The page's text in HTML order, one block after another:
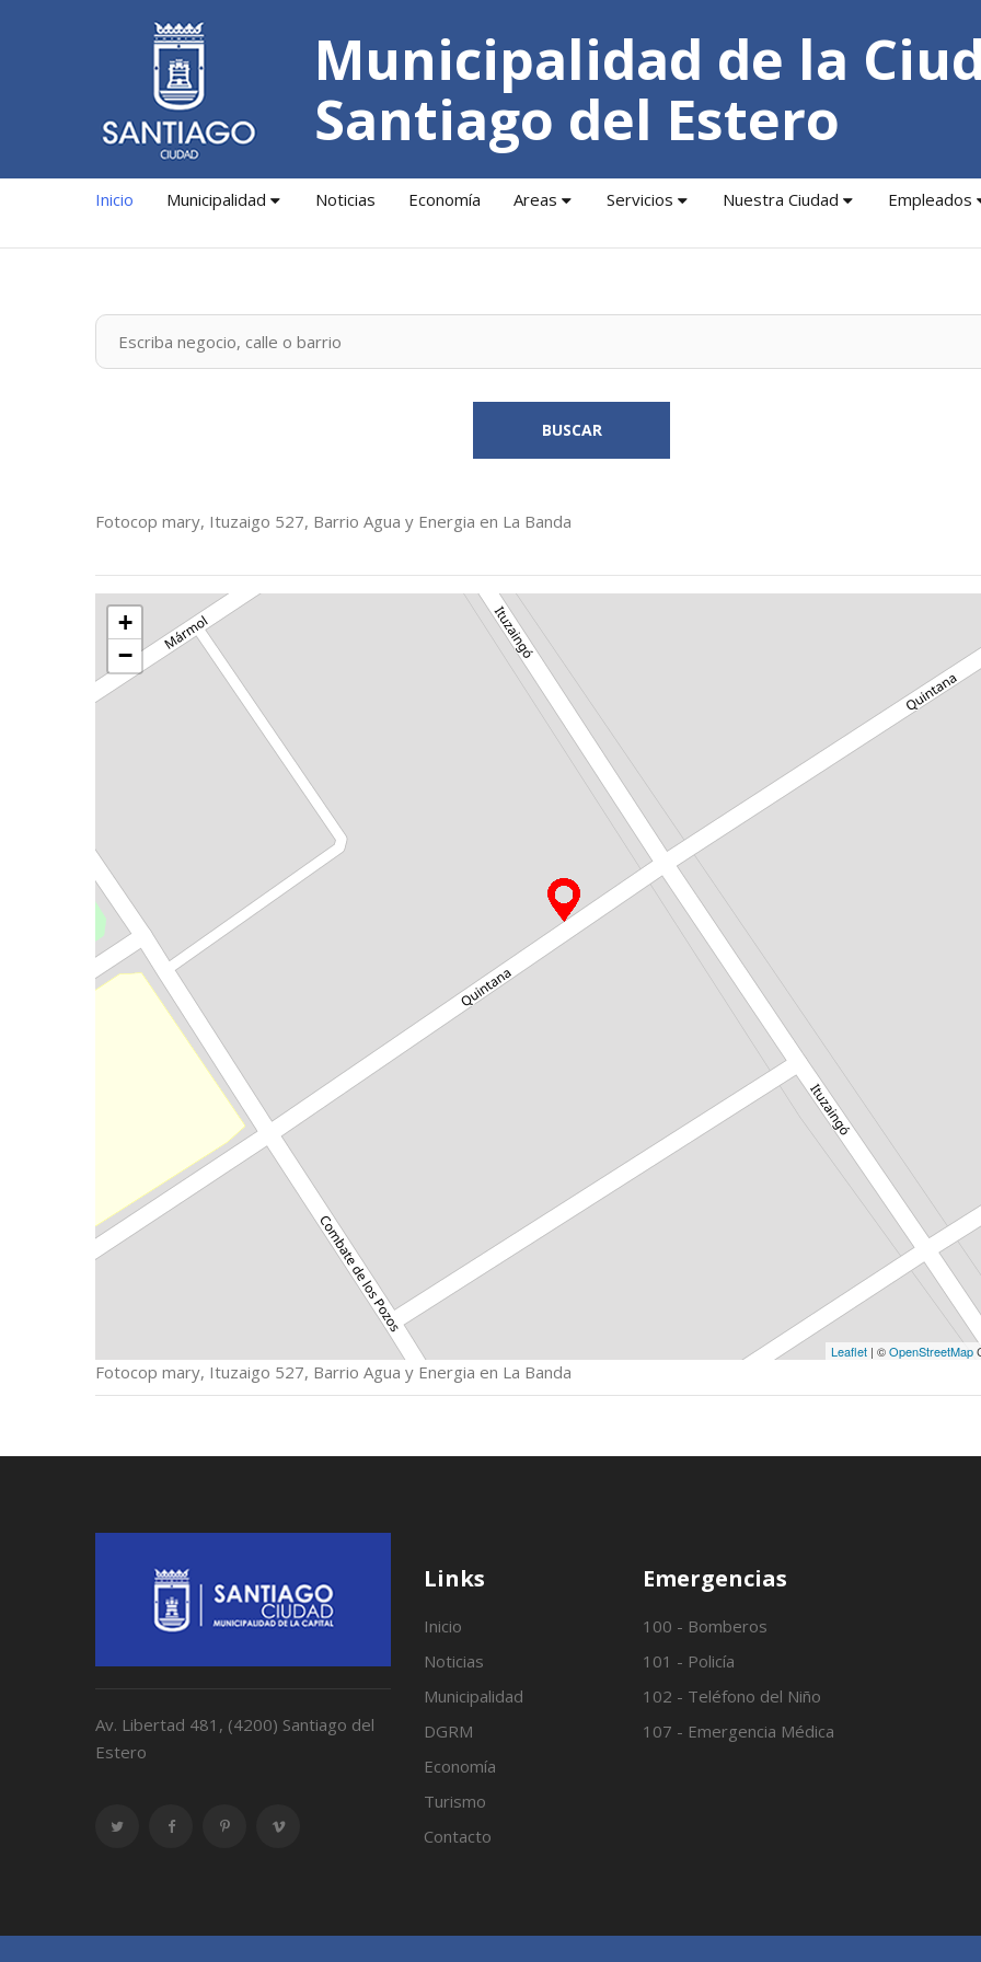
Municipalidad de la
Santiago del Estero
Inicio Municipalidad Noticias Economía Areas Servicios Nuestra Ciudad Empleados
BUSCAR
Fotocop mary, Ituzaigo 527, Barrio Agua y Energia en La Banda
+
−
Leaflet | ©OpenStreetMap
Fotocop mary, Ituzaigo 527, Barrio Agua y Energia en La Banda
Av. Libertad 481, (4200) Santiago del
Estero
Links
Inicio
Noticias
Municipalidad
DGRM
Economía
Turismo
Contacto
Emergencias
100 - Bomberos
101 - Policía
102 - Teléfono del Niño
107 - Emergencia Médica